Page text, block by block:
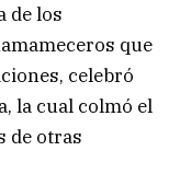
de los
que
celebró
la cual colmó el
de otras